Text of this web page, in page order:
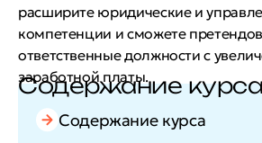
расширите юридические и
компетенции и сможете
ответственные должности с
заработной платы.
Содержание
Содержание курса